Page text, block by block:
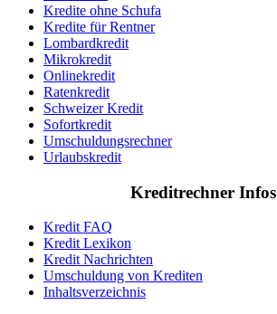
Kredite ohne Schufa
Kredite für Rentner
Lombardkredit
Mikrokredit
Onlinekredit
Ratenkredit
Schweizer Kredit
Sofortkredit
Umschuldungsrechner
Urlaubskredit
Kreditrechner Infos
Kredit FAQ
Kredit Lexikon
Kredit Nachrichten
Umschuldung von Krediten
Inhaltsverzeichnis